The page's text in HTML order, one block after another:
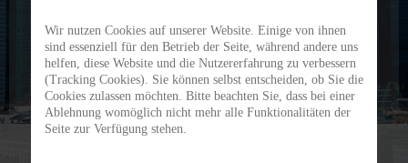
Inhalt folgt
Wir nutzen Cookies auf unserer Website. Einige von ihnen
sind essenziell für den Betrieb der Seite, während andere uns
helfen, diese Website und die Nutzererfahrung zu verbessern
(Tracking Cookies). Sie können selbst entscheiden, ob Sie die
Cookies zulassen möchten. Bitte beachten Sie, dass bei einer
Ablehnung womöglich nicht mehr alle Funktionalitäten der
Seite zur Verfügung stehen.